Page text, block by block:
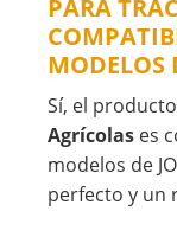
PARA
MODELOS
Sí, el producto
Agrícolas es
modelos de
perfecto y un